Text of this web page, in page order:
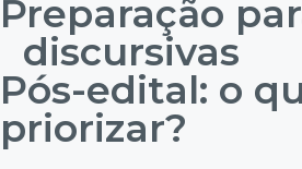
Preparação
discursivas
Pós-edital: o
priorizar?